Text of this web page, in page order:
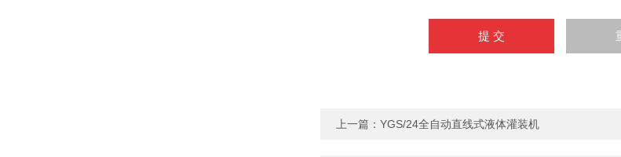
上一篇： YGS/24全自动直线式液体灌装机